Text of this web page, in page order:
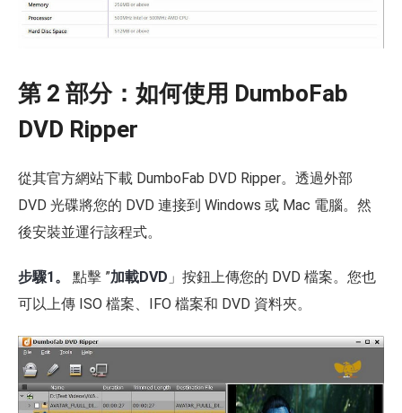
第 2 部分：如何使用 DumboFab
DVD Ripper
從其官方網站下載 DumboFab DVD Ripper。透過外部
DVD 光碟將您的 DVD 連接到 Windows 或 Mac 電腦。然
後安裝並運行該程式。
步驟1。 點擊 ”加載DVD 」按鈕上傳您的 DVD 檔案。您也
可以上傳 ISO 檔案、IFO 檔案和 DVD 資料夾。